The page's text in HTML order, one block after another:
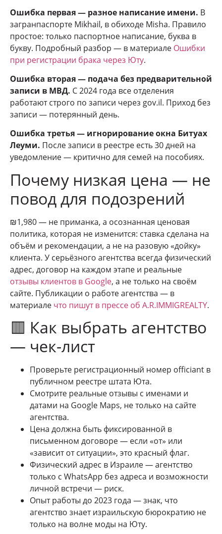
Ошибка первая — разное написание имени. В
загранпаспорте Mikhail, в обиходе Misha. Правило
простое: только паспортное написание, буква в
букву. Подробный разбор — в материале Ошибки
при регистрации брака через Юту.
Ошибка вторая — подача без предварительной
записи в МВД. С 2024 года все отделения
работают строго по записи через gov.il. Приход без
записи — потерянный день.
Ошибка третья — игнорирование окна Битуах
Леуми. После записи в реестре есть 30 дней на
уведомление — критично для семей на пособиях.
Почему низкая цена — не
повод для подозрений
₪1,980 — не приманка, а осознанная ценовая
политика, которая не изменится: ставка сделана на
объём и рекомендации, а не на разовую «дойку»
клиента. У серьёзного агентства всегда физический
адрес, договор на каждом этапе и реальные
отзывы клиентов в Google, а не только на своём
сайте. Публикации о работе агентства — в
материале что пишут в прессе об A.R.IMMIGREALTY.
🟥 Как выбрать агентство
— чек-лист
Проверьте регистрационный номер officiant в
публичном реестре штата Юта.
Смотрите реальные отзывы с именами и
датами на Google Maps, не только на сайте
агентства.
Цена должна быть фиксированной в
письменном договоре — если «от» или
«зависит от ситуации», это красный флаг.
Физический адрес в Израиле — агентство
только с WhatsApp без адреса и возможности
личной встречи — риск.
Опыт работы до 2023 года — знак, что
агентство знает израильскую бюрократию не
только на волне моды на Юту.